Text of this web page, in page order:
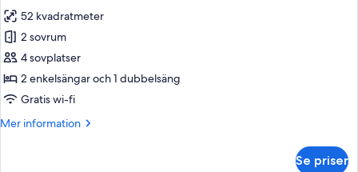
havsutsikt
(Balcony,3
adults)
Lägenhet
Classic
-
2
sovrum
luftkonditionering
52 kvadratmeter
2 sovrum
4 sovplatser
2 enkelsängar och 1 dubbelsäng
Gratis wi-fi
Mer information
Mer
Se priser